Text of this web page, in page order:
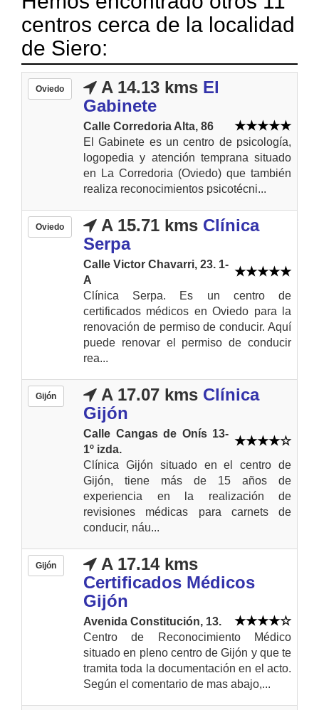
centros cerca de la localidad
de Siero:
Oviedo A 14.13 kms El
Gabinete
Calle Corredoria Alta, 86
El Gabinete es un centro de psicología,
logopedia y atención temprana situado
en La Corredoria (Oviedo) que también
realiza reconocimientos psicotécni...
Oviedo A 15.71 kms Clínica
Serpa
Calle Victor Chavarri, 23. 1-
A
Clínica Serpa. Es un centro de
certificados médicos en Oviedo para la
renovación de permiso de conducir. Aquí
puede renovar el permiso de conducir
rea...
Gijón A 17.07 kms Clínica
Gijón
Calle Cangas de Onís 13-
1º izda.
Clínica Gijón situado en el centro de
Gijón, tiene más de 15 años de
experiencia en la realización de
revisiones médicas para carnets de
conducir, náu...
Gijón
A 17.14 kms
Certificados Médicos
Gijón
Avenida Constitución, 13.
Centro de Reconocimiento Médico
situado en pleno centro de Gijón y que te
tramita toda la documentación en el acto.
Según el comentario de mas abajo,...